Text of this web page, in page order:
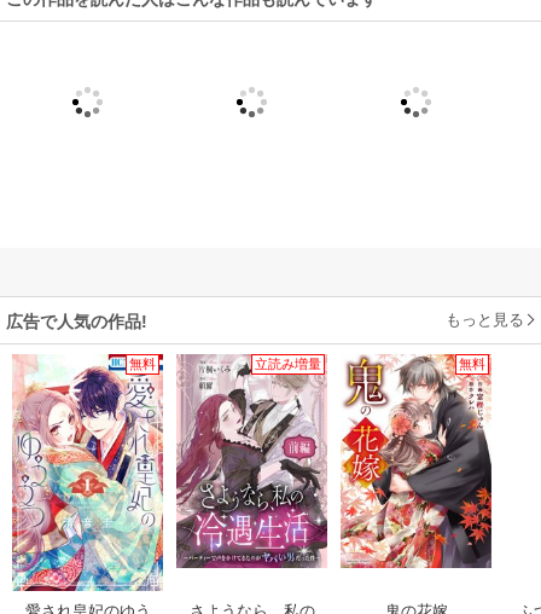
広告で人気の作品! もっと見る
無料 立読み増量 無料